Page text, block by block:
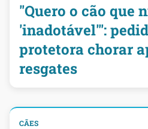
"Quero o cão que
'inadotável'":
protetora chorar
resgates
CÃES